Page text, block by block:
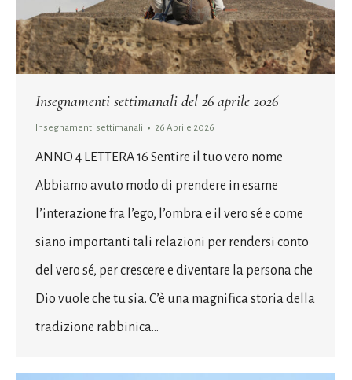
Insegnamenti settimanali del 26 aprile 2026
Insegnamenti settimanali 26 Aprile 2026
ANNO 4 LETTERA 16 Sentire il tuo vero nome
Abbiamo avuto modo di prendere in esame
l’interazione fra l’ego, l’ombra e il vero sé e come
siano importanti tali relazioni per rendersi conto
del vero sé, per crescere e diventare la persona che
Dio vuole che tu sia. C’è una magnifica storia della
tradizione rabbinica…